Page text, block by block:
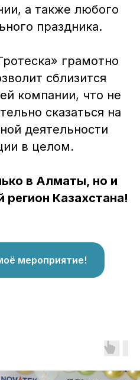
а также любого
праздника.
грамотно
сблизится
компании, что не
сказаться на
деятельности
в целом.
в Алматы, но и
Казахстана!
мероприятие!